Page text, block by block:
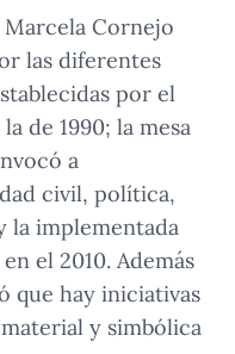
Marcela Cornejo
las diferentes
por el
de 1990; la mesa
a
civil, política,
la implementada
el 2010. Además
que hay iniciativas
y simbólica